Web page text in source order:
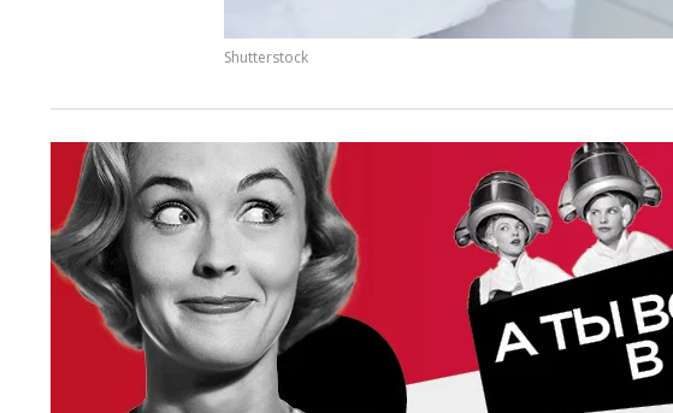
Shutterstock